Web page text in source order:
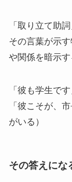
「取り立て助
その言葉が示
や関係を暗示す
「彼 も学生です
「彼こそが、
がいる）
その答えにな